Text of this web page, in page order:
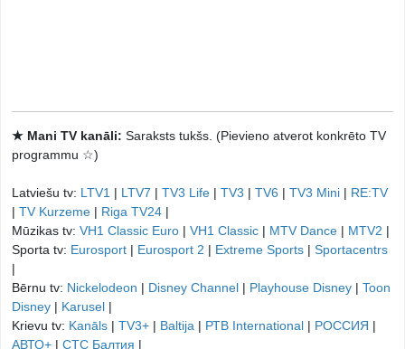
★ Mani TV kanāli: Saraksts tukšs. (Pievieno atverot konkrēto TV
programmu ☆)
Latviešu tv: LTV1 | LTV7 | TV3 Life | TV3 | TV6 | TV3 Mini | RE:TV
| TV Kurzeme | Riga TV24 |
Mūzikas tv: VH1 Classic Euro | VH1 Classic | MTV Dance | MTV2 |
Sporta tv: Eurosport | Eurosport 2 | Extreme Sports | Sportacentrs
|
Bērnu tv: Nickelodeon | Disney Channel | Playhouse Disney | Toon
Disney | Karusel |
Krievu tv: Kanāls | TV3+ | Baltija | РТB International | РОССИЯ |
АВТО+ | СТС Балтия |